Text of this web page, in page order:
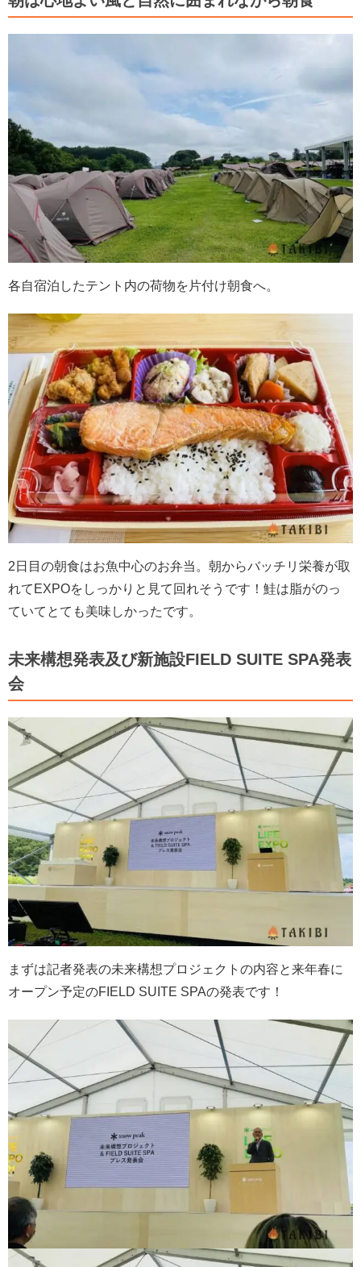
各自宿泊したテント内の荷物を片付け朝食へ。
2日目の朝食はお魚中心のお弁当。朝からバッチリ栄養が取
れてEXPOをしっかりと見て回れそうです！鮭は脂がのっ
ていてとても美味しかったです。
未来構想発表及び新施設FIELD SUITE SPA発表
会
まずは記者発表の未来構想プロジェクトの内容と来年春に
オープン予定のFIELD SUITE SPAの発表です！